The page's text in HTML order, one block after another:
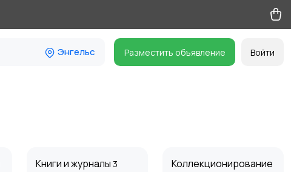
Энгельс Разместить объявление Войти
Книги и журналы 3 Коллекционирование